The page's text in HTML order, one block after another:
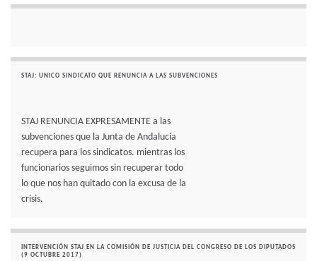
STAJ: UNICO SINDICATO QUE RENUNCIA A LAS SUBVENCIONES
STAJ RENUNCIA EXPRESAMENTE a las
subvenciones que la Junta de Andalucía
recupera para los sindicatos. mientras los
funcionarios seguimos sin recuperar todo
lo que nos han quitado con la excusa de la
crisis.
INTERVENCIÓN STAJ EN LA COMISIÓN DE JUSTICIA DEL CONGRESO DE LOS DIPUTADOS
(9 OCTUBRE 2017)